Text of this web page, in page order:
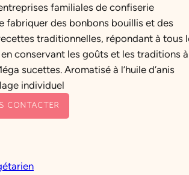
familiales de confiserie
fabriquer des bonbons bouillis et des
traditionnelles, répondant à tous
conservant les goûts et les traditions à
sucettes. Aromatisé à l’huile d’anis
individuel
CONTACTER